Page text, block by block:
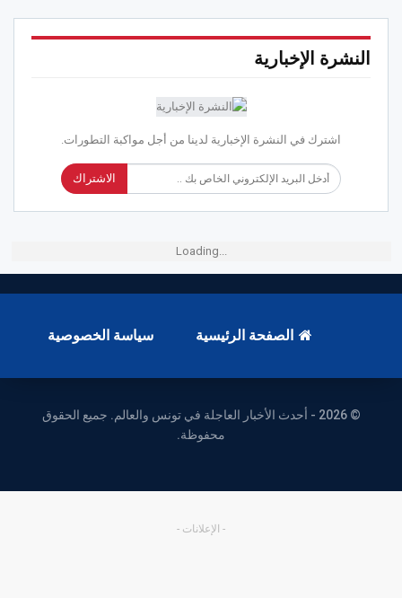
النشرة الإخبارية
اشترك في النشرة الإخبارية لدينا من أجل مواكبة التطورات.
الاشتراك
Loading...
الصفحة الرئيسية سياسة الخصوصية
© 2026 - أحدث الأخبار العاجلة في تونس والعالم. جميع الحقوق
محفوظة.
- الإعلانات -